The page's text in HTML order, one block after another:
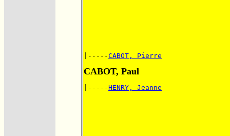
|-----CABOT, Pierre
CABOT, Paul
|-----HENRY, Jeanne